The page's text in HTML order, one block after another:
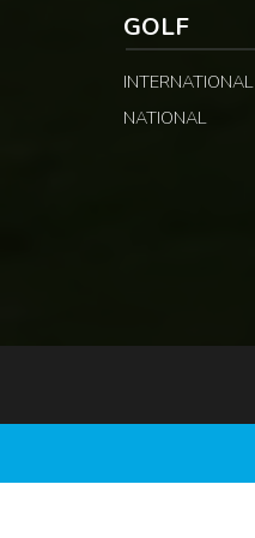
GOLF
INTERNATIONAL
NATIONAL